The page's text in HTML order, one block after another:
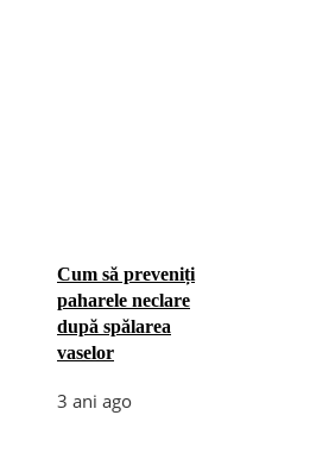
Cum să preveniți
paharele neclare
după spălarea
vaselor
3 ani ago